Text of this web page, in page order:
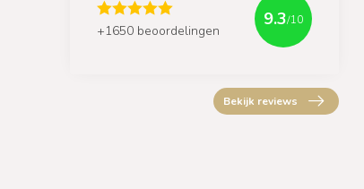
+1650 beoordelingen
9.3/10
Bekijk reviews